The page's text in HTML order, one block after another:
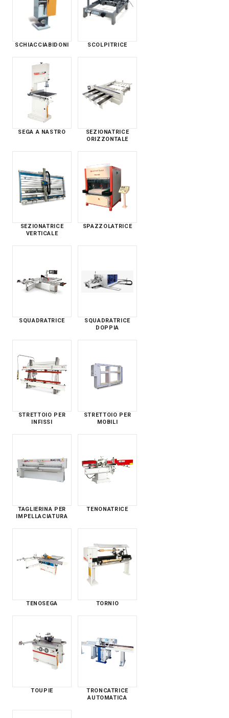
SCHIACCIABIDONI SCOLPITRICE
SEGA A NASTRO
SEZIONATRICE
ORIZZONTALE
SEZIONATRICE
VERTICALE
SPAZZOLATRICE
SQUADRATRICE
SQUADRATRICE
DOPPIA
STRETTOIO PER
INFISSI
STRETTOIO PER
MOBILI
TAGLIERINA PER
IMPELLACIATURA
TENONATRICE
TENOSEGA TORNIO
TOUPIE
TRONCATRICE
AUTOMATICA